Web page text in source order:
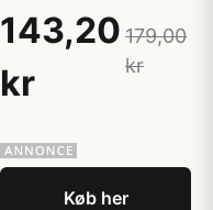
143,20
kr
179,00
kr
Køb her